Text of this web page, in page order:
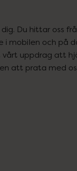
Du hittar oss
i mobilen och på
uppdrag att
att prata med